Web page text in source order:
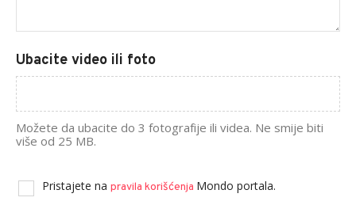
Ubacite video ili foto
Možete da ubacite do 3 fotografije ili videa. Ne smije biti
više od 25 MB.
Pristajete na pravila korišćenja Mondo portala.